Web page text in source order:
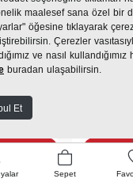
Sepet
5.059 TL
(0)
TB 9285
Ekstra
maalesef sana özel bir
öğesine tıklayarak
Çerezler
ve nasıl kullandığımız
buradan ulaşabilirsin.
Et